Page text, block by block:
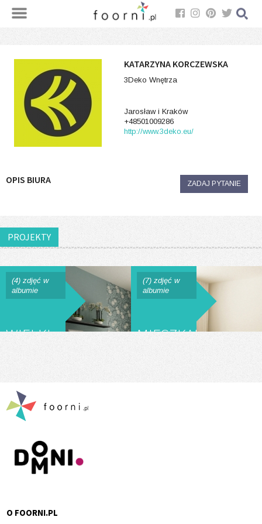
KATARZYNA KORCZEWSKA
3Deko Wnętrza
Jarosław i Kraków
+48501009286
http://www.3deko.eu/
OPIS BIURA ZADAJ PYTANIE
PROJEKTY
(4) zdjęć w
albumie
WIELKI
HORYZONTEM
(7) zdjęć w
albumie
MIESZKANIE
O FOORNI.PL